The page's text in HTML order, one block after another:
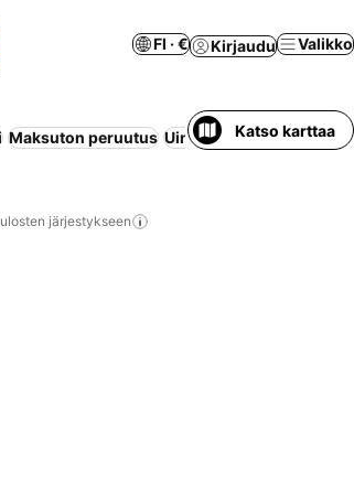
FI · € Kirjaudu Valikko
Maksuton peruutus Uima-allas Huoneisto
Katso karttaa
järjestykseen